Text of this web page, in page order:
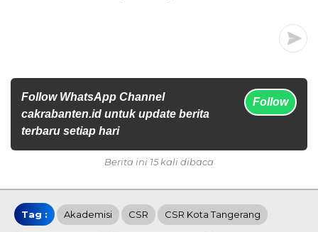
Follow WhatsApp Channel
cakrabanten.id untuk update berita
terbaru setiap hari
Follow
Berita ini 15 kali dibaca
Tag : Akademisi CSR CSR Kota Tangerang